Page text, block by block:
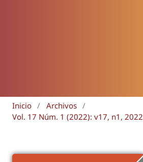
Inicio / Archivos /
Vol. 17 Núm. 1 (2022): v17, n1, 2022